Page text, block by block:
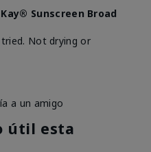
Sunscreen Broad
Not drying or
a un amigo
útil esta